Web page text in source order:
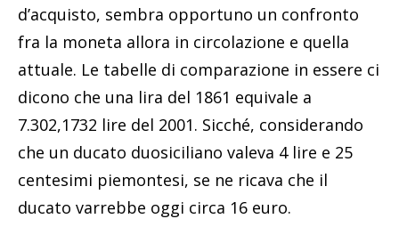
d’acquisto, sembra opportuno un confronto
fra la moneta allora in circolazione e quella
attuale. Le tabelle di comparazione in essere ci
dicono che una lira del 1861 equivale a
7.302,1732 lire del 2001. Sicché, considerando
che un ducato duosiciliano valeva 4 lire e 25
centesimi piemontesi, se ne ricava che il
ducato varrebbe oggi circa 16 euro.